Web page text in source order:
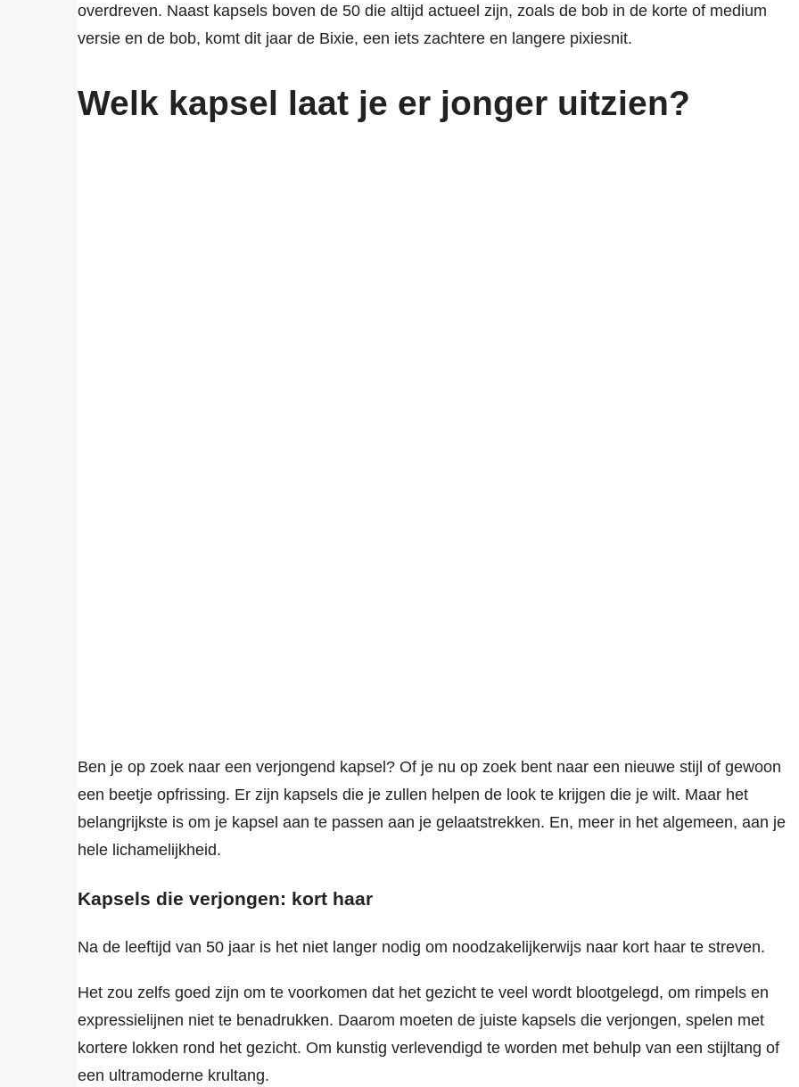
overdreven. Naast kapsels boven de 50 die altijd actueel zijn, zoals de bob in de korte of medium
versie en de bob, komt dit jaar de Bixie, een iets zachtere en langere pixiesnit.
Welk kapsel laat je er jonger uitzien?
Ben je op zoek naar een verjongend kapsel? Of je nu op zoek bent naar een nieuwe stijl of gewoon
een beetje opfrissing. Er zijn kapsels die je zullen helpen de look te krijgen die je wilt. Maar het
belangrijkste is om je kapsel aan te passen aan je gelaatstrekken. En, meer in het algemeen, aan je
hele lichamelijkheid.
Kapsels die verjongen: kort haar
Na de leeftijd van 50 jaar is het niet langer nodig om noodzakelijkerwijs naar kort haar te streven.
Het zou zelfs goed zijn om te voorkomen dat het gezicht te veel wordt blootgelegd, om rimpels en
expressielijnen niet te benadrukken. Daarom moeten de juiste kapsels die verjongen, spelen met
kortere lokken rond het gezicht. Om kunstig verlevendigd te worden met behulp van een stijltang of
een ultramoderne krultang.